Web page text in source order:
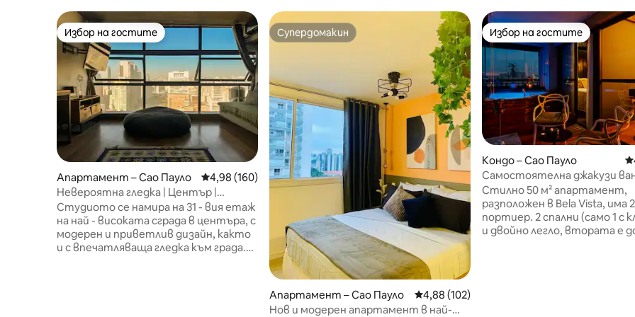
Избор на гостите
Избор на гостите
Апартамент – Сао Пауло Средна оценка: 4,98 от 5, 160 отзива
4,98 (160)
Невероятна гледка | Център |
Дизайнерско студио | 31-ви етаж
Студиото се намира на 31 - вия етаж
на най - високата сграда в центъра, с
модерен и приветлив дизайн, както
и с впечатляваща гледка към града.
Супердомакин
Супердомакин
Апартамент – Сао Пауло Средна оценка: 4,88 от 5, 102 отзива
4,88 (102)
Нов и модерен апартамент в най-
Избор на гостите
Избор на гостите
Кондо – Сао Пауло
Самостоятелна джакузи
Страхотна гледка към
Homes
Стилно 50 м² апартамент,
разположен в Bela Vista, има
портиер. 2 спални (само 1 с
и двойно легло, втората е